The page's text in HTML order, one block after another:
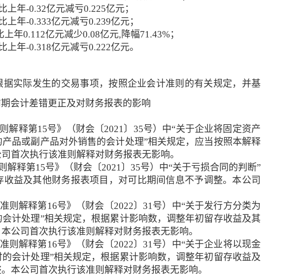
上年-0.32亿元减亏0.225亿元；
上年-0.333亿元减亏0.239亿元；
上年0.11 2亿元减少0.08亿元,降幅71.43%；
上年-0.318亿元减亏0.222亿元。
实际发生的交易事项，按照企业会计准则的有关规定，并基
会计差错更正及对财务报表的影响
解释第15号》（财会〔2021〕35号）中“关于企业将固定资产
品或副产品对外销售的会计处理”相关规定，应当按照本解释
首次执行该准则解释对财务报表无影响。
解释第15号》（财会〔2021〕35号）中“关于亏损合同的判断”
益及其他财务报表项目，对可比期间信息不予调整。本公司
则解释第16号》（财会〔2022〕31号）中“关于发行方分类为
计处理”相关规定，根据累计影响数，调整年初留存收益及其
公司首次执行该准则解释对财务报表无影响。
则解释第16号》（财会〔2022〕31号）中“关于企业将以现金
会计处理”相关规定，根据累计影响数，调整年初留存收益及
本公司首次执行该准则解释对财务报表无影响。